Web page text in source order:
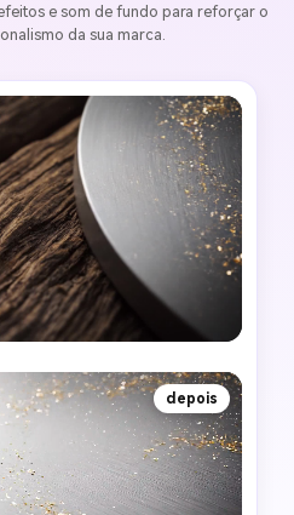
e som de fundo para reforçar o
da sua marca.
depois